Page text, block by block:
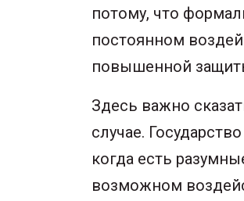
потому, что
постоянном
повышенной
Здесь важно
случае.
когда есть
возможном